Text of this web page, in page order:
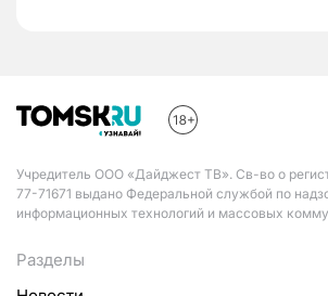
Учредитель ООО «Дайджест ТВ». Св-во о
77-71671 выдано Федеральной службой по
информационных технологий и массовых
Разделы